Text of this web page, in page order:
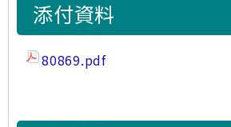
添付資料
80869.pdf